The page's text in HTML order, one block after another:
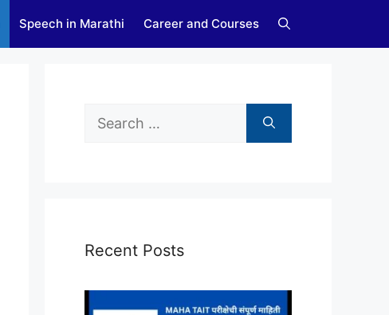
Speech in Marathi Career and Courses
Search
Recent Posts